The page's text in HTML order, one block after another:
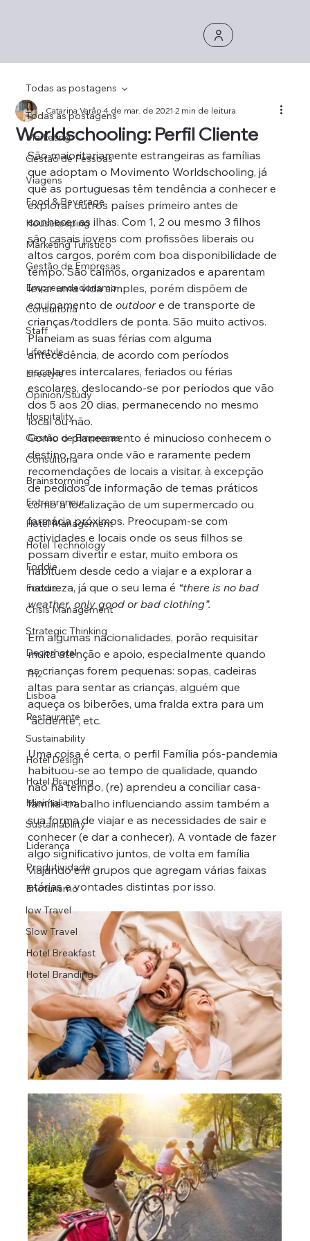
Todas as postagens
Marketing
Gestão de Pessoas
Viagens
Food & Beverage
Housekeeping
Marketing Turístico
Gestão de Empresas
Empreendedorismo
Consultoria
Staff
Lifestyle
Lifestyle
Opinion/Study
Hospitality
Gestão de Empresas
Consultoria
Brainstorming
Entrepreneur
Hotel Management
Hotel Technology
Foddie
Foodie
Crisis Management
Strategic Thinking
Decorhotel
Th2
Lisboa
Restaurante
Sustainability
Hotel Design
Hotel Branding
Minimalism
Sustainability
Liderança
Produtividade
Enoturismo
low Travel
Slow Travel
Hotel Breakfast
Hotel Branding
Todas as postagens
Worldschooling: Perfil Cliente
Catarina Varão4 de mar. de 20212 min de leitura
São maioritariamente estrangeiras as famílias
que adoptam o Movimento Worldschooling, já
que as portuguesas têm tendência a conhecer e
explorar outros países primeiro antes de
conhecer as ilhas. Com 1, 2 ou mesmo 3 filhos
são casais jovens com profissões liberais ou
altos cargos, porém com boa disponibilidade de
tempo. São calmos, organizados e aparentam
levar uma vida simples, porém dispõem de
equipamento de outdoor e de transporte de
crianças/toddlers de ponta. São muito activos.
Planeiam as suas férias com alguma
antecedência, de acordo com períodos
escolares intercalares, feriados ou férias
escolares, deslocando-se por períodos que vão
dos 5 aos 20 dias, permanecendo no mesmo
local ou não.
Como o planeamento é minucioso conhecem o
destino para onde vão e raramente pedem
recomendações de locais a visitar, à excepção
de pedidos de informação de temas práticos
como a localização de um supermercado ou
farmácia próximos. Preocupam-se com
actividades e locais onde os seus filhos se
possam divertir e estar, muito embora os
habituem desde cedo a viajar e a explorar a
natureza, já que o seu lema é “there is no bad
weather, only good or bad clothing”.
Em algumas nacionalidades, porão requisitar
muita atenção e apoio, especialmente quando
as crianças forem pequenas: sopas, cadeiras
altas para sentar as crianças, alguém que
aqueça os biberões, uma fralda extra para um
“acidente”, etc.
Uma coisa é certa, o perfil Família pós-pandemia
habituou-se ao tempo de qualidade, quando
não há tempo, (re) aprendeu a conciliar casa-
família-trabalho influenciando assim também a
sua forma de viajar e as necessidades de sair e
conhecer (e dar a conhecer). A vontade de fazer
algo significativo juntos, de volta em família
viajando em grupos que agregam várias faixas
etárias e vontades distintas por isso.